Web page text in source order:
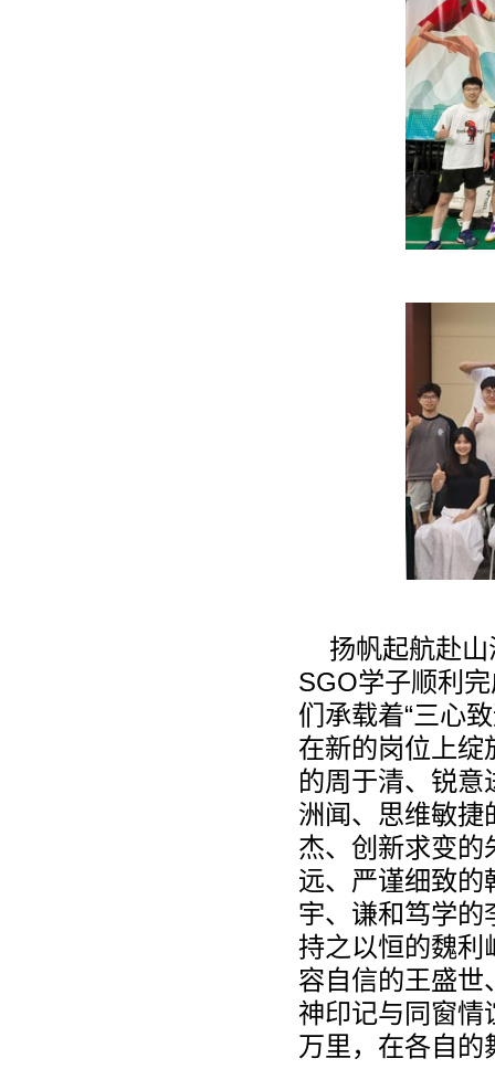
扬帆起航赴
SGO学子顺利
们承载着“三心
在新的岗位上绽
的周于清、锐
洲闻、思维敏捷
杰、创新求变的
远、严谨细致的
宇、谦和笃学的
持之以恒的魏利
容自信的王盛世
神印记与同窗情
万里，在各自的